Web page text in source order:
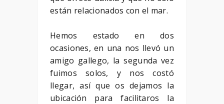
están relacionados con el mar.
Hemos estado en dos
ocasiones, en una nos llevó un
amigo gallego, la segunda vez
fuimos solos, y nos costó
llegar, así que os dejamos la
ubicación para facilitaros la